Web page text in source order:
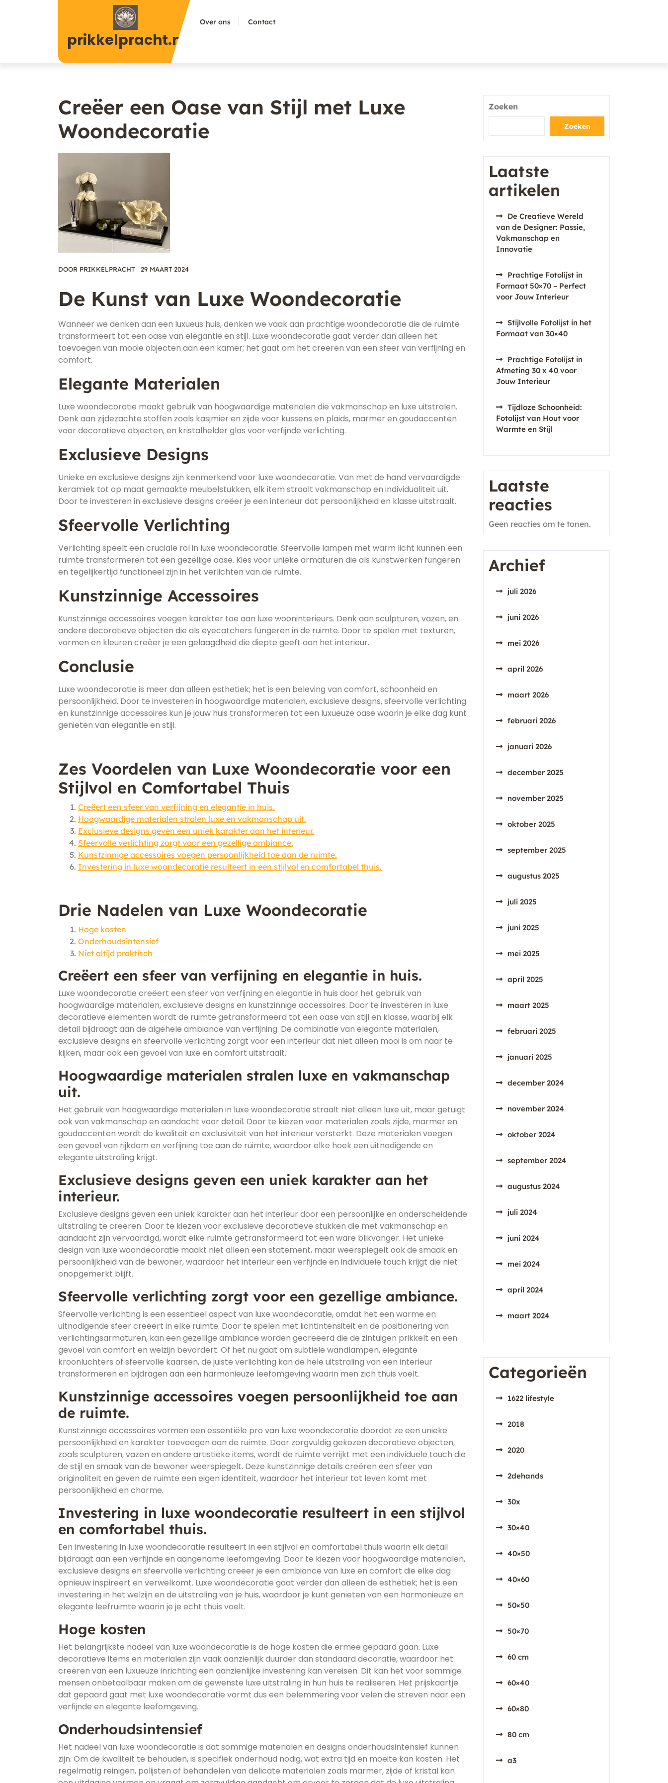
prikkelpracht.nl
Over ons Contact
Creëer een Oase van Stijl met Luxe
Woondecoratie
DOOR PRIKKELPRACHT 29 MAART 2024
De Kunst van Luxe Woondecoratie
Wanneer we denken aan een luxueus huis, denken we vaak aan prachtige woondecoratie die de ruimte
transformeert tot een oase van elegantie en stijl. Luxe woondecoratie gaat verder dan alleen het
toevoegen van mooie objecten aan een kamer; het gaat om het creëren van een sfeer van verfijning en
comfort.
Elegante Materialen
Luxe woondecoratie maakt gebruik van hoogwaardige materialen die vakmanschap en luxe uitstralen.
Denk aan zijdezachte stoffen zoals kasjmier en zijde voor kussens en plaids, marmer en goudaccenten
voor decoratieve objecten, en kristalhelder glas voor verfijnde verlichting.
Exclusieve Designs
Unieke en exclusieve designs zijn kenmerkend voor luxe woondecoratie. Van met de hand vervaardigde
keramiek tot op maat gemaakte meubelstukken, elk item straalt vakmanschap en individualiteit uit.
Door te investeren in exclusieve designs creëer je een interieur dat persoonlijkheid en klasse uitstraalt.
Sfeervolle Verlichting
Verlichting speelt een cruciale rol in luxe woondecoratie. Sfeervolle lampen met warm licht kunnen een
ruimte transformeren tot een gezellige oase. Kies voor unieke armaturen die als kunstwerken fungeren
en tegelijkertijd functioneel zijn in het verlichten van de ruimte.
Kunstzinnige Accessoires
Kunstzinnige accessoires voegen karakter toe aan luxe wooninterieurs. Denk aan sculpturen, vazen, en
andere decoratieve objecten die als eyecatchers fungeren in de ruimte. Door te spelen met texturen,
vormen en kleuren creëer je een gelaagdheid die diepte geeft aan het interieur.
Conclusie
Luxe woondecoratie is meer dan alleen esthetiek; het is een beleving van comfort, schoonheid en
persoonlijkheid. Door te investeren in hoogwaardige materialen, exclusieve designs, sfeervolle verlichting
en kunstzinnige accessoires kun je jouw huis transformeren tot een luxueuze oase waarin je elke dag kunt
genieten van elegantie en stijl.
Zes Voordelen van Luxe Woondecoratie voor een
Stijlvol en Comfortabel Thuis
Creëert een sfeer van verfijning en elegantie in huis.
Hoogwaardige materialen stralen luxe en vakmanschap uit.
Exclusieve designs geven een uniek karakter aan het interieur.
Sfeervolle verlichting zorgt voor een gezellige ambiance.
Kunstzinnige accessoires voegen persoonlijkheid toe aan de ruimte.
Investering in luxe woondecoratie resulteert in een stijlvol en comfortabel thuis.
Drie Nadelen van Luxe Woondecoratie
Hoge kosten
Onderhoudsintensief
Niet altijd praktisch
Creëert een sfeer van verfijning en elegantie in huis.
Luxe woondecoratie creëert een sfeer van verfijning en elegantie in huis door het gebruik van
hoogwaardige materialen, exclusieve designs en kunstzinnige accessoires. Door te investeren in luxe
decoratieve elementen wordt de ruimte getransformeerd tot een oase van stijl en klasse, waarbij elk
detail bijdraagt aan de algehele ambiance van verfijning. De combinatie van elegante materialen,
exclusieve designs en sfeervolle verlichting zorgt voor een interieur dat niet alleen mooi is om naar te
kijken, maar ook een gevoel van luxe en comfort uitstraalt.
Hoogwaardige materialen stralen luxe en vakmanschap
uit.
Het gebruik van hoogwaardige materialen in luxe woondecoratie straalt niet alleen luxe uit, maar getuigt
ook van vakmanschap en aandacht voor detail. Door te kiezen voor materialen zoals zijde, marmer en
goudaccenten wordt de kwaliteit en exclusiviteit van het interieur versterkt. Deze materialen voegen
een gevoel van rijkdom en verfijning toe aan de ruimte, waardoor elke hoek een uitnodigende en
elegante uitstraling krijgt.
Exclusieve designs geven een uniek karakter aan het
interieur.
Exclusieve designs geven een uniek karakter aan het interieur door een persoonlijke en onderscheidende
uitstraling te creëren. Door te kiezen voor exclusieve decoratieve stukken die met vakmanschap en
aandacht zijn vervaardigd, wordt elke ruimte getransformeerd tot een ware blikvanger. Het unieke
design van luxe woondecoratie maakt niet alleen een statement, maar weerspiegelt ook de smaak en
persoonlijkheid van de bewoner, waardoor het interieur een verfijnde en individuele touch krijgt die niet
onopgemerkt blijft.
Sfeervolle verlichting zorgt voor een gezellige ambiance.
Sfeervolle verlichting is een essentieel aspect van luxe woondecoratie, omdat het een warme en
uitnodigende sfeer creëert in elke ruimte. Door te spelen met lichtintensiteit en de positionering van
verlichtingsarmaturen, kan een gezellige ambiance worden gecreëerd die de zintuigen prikkelt en een
gevoel van comfort en welzijn bevordert. Of het nu gaat om subtiele wandlampen, elegante
kroonluchters of sfeervolle kaarsen, de juiste verlichting kan de hele uitstraling van een interieur
transformeren en bijdragen aan een harmonieuze leefomgeving waarin men zich thuis voelt.
Kunstzinnige accessoires voegen persoonlijkheid toe aan
de ruimte.
Kunstzinnige accessoires vormen een essentiële pro van luxe woondecoratie doordat ze een unieke
persoonlijkheid en karakter toevoegen aan de ruimte. Door zorgvuldig gekozen decoratieve objecten,
zoals sculpturen, vazen en andere artistieke items, wordt de ruimte verrijkt met een individuele touch die
de stijl en smaak van de bewoner weerspiegelt. Deze kunstzinnige details creëren een sfeer van
originaliteit en geven de ruimte een eigen identiteit, waardoor het interieur tot leven komt met
persoonlijkheid en charme.
Investering in luxe woondecoratie resulteert in een stijlvol
en comfortabel thuis.
Een investering in luxe woondecoratie resulteert in een stijlvol en comfortabel thuis waarin elk detail
bijdraagt aan een verfijnde en aangename leefomgeving. Door te kiezen voor hoogwaardige materialen,
exclusieve designs en sfeervolle verlichting creëer je een ambiance van luxe en comfort die elke dag
opnieuw inspireert en verwelkomt. Luxe woondecoratie gaat verder dan alleen de esthetiek; het is een
investering in het welzijn en de uitstraling van je huis, waardoor je kunt genieten van een harmonieuze en
elegante leefruimte waarin je je echt thuis voelt.
Hoge kosten
Het belangrijkste nadeel van luxe woondecoratie is de hoge kosten die ermee gepaard gaan. Luxe
decoratieve items en materialen zijn vaak aanzienlijk duurder dan standaard decoratie, waardoor het
creëren van een luxueuze inrichting een aanzienlijke investering kan vereisen. Dit kan het voor sommige
mensen onbetaalbaar maken om de gewenste luxe uitstraling in hun huis te realiseren. Het prijskaartje
dat gepaard gaat met luxe woondecoratie vormt dus een belemmering voor velen die streven naar een
verfijnde en elegante leefomgeving.
Onderhoudsintensief
Het nadeel van luxe woondecoratie is dat sommige materialen en designs onderhoudsintensief kunnen
zijn. Om de kwaliteit te behouden, is specifiek onderhoud nodig, wat extra tijd en moeite kan kosten. Het
regelmatig reinigen, polijsten of behandelen van delicate materialen zoals marmer, zijde of kristal kan
Zoeken
Zoeken
Laatste
artikelen
De Creatieve Wereld
van de Designer: Passie,
Vakmanschap en
Innovatie
Prachtige Fotolijst in
Formaat 50×70 – Perfect
voor Jouw Interieur
Stijlvolle Fotolijst in het
Formaat van 30×40
Prachtige Fotolijst in
Afmeting 30 x 40 voor
Jouw Interieur
Tijdloze Schoonheid:
Fotolijst van Hout voor
Warmte en Stijl
Laatste
reacties
Geen reacties om te tonen.
Archief
juli 2026
juni 2026
mei 2026
april 2026
maart 2026
februari 2026
januari 2026
december 2025
november 2025
oktober 2025
september 2025
augustus 2025
juli 2025
juni 2025
mei 2025
april 2025
maart 2025
februari 2025
januari 2025
december 2024
november 2024
oktober 2024
september 2024
augustus 2024
juli 2024
juni 2024
mei 2024
april 2024
maart 2024
Categorieën
1622 lifestyle
2018
2020
2dehands
30x
30×40
40×50
40×60
50×50
50×70
60 cm
60×40
60×80
80 cm
a3